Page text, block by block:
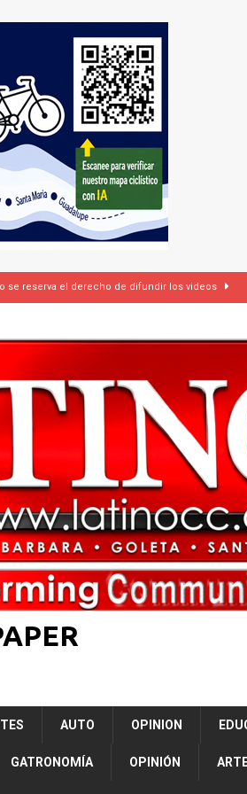
se reserva el derecho de difundir los videos
ante escalada de tensiones en Oriente
a la policía detener a migrantes
va del año en California NACIONALES
Girlfriend in Front of Her Children LOCAL
la investigación oceánica en EE. UU. CIENCIA
AUTO OPINION
GATRONOMÍA OPINIÓN